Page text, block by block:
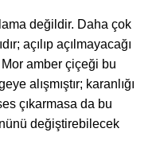
değildir. Daha çok
açılıp açılmayacağı
amber çiçeği bu
alışmıştır; karanlığı
çıkarmasa da bu
değiştirebilecek